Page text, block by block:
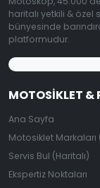
haritalı yetkili &
bünyesinde
platformudur.
MOTOSIKLET &
Ana Sayfa
Motosiklet Markaları
Servis Bul (Haritalı)
Ekspertiz Noktaları